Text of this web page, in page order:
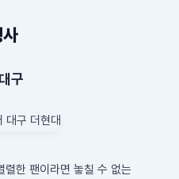
구
렬한 팬이라면 놓칠 수 없는